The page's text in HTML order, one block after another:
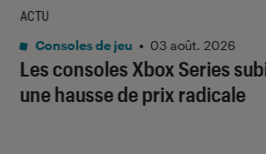
Les consoles Xbox Series
une hausse de prix radicale
ACTU
Consoles de jeu • 03 août. 2026